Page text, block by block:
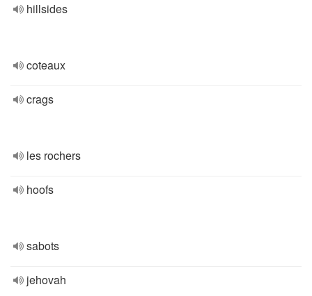
hillsides
coteaux
crags
les rochers
hoofs
sabots
jehovah